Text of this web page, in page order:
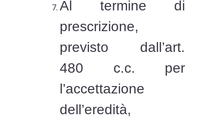
Al termine di
prescrizione,
previsto dall’art.
480 c.c. per
l’accettazione
dell’eredità,